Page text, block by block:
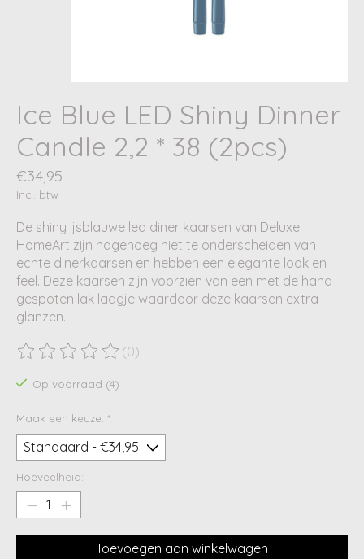
Ice Blue LED Shiny Dinner
Candle 2,2 * 38 (2pcs)
€34,95
Incl. btw
De shiny ijsblauwe led diner kaarsen van Deluxe
HomeArt zijn nagenoeg niet te onderscheiden van
echte dinerkaarsen en hebben een elegante look en
feel. Deze kaarsen zijn voorzien van een met de hand
gespoten lak laagje waardoor deze kaarsen extra
glanzen.
De beoordeling van dit product is
(0)
Op voorraad (4)
Maak een keuze: *
Hoeveelheid:
Toevoegen aan winkelwagen